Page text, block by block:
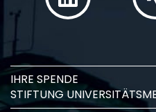
IHRE SPENDE
STIFTUNG